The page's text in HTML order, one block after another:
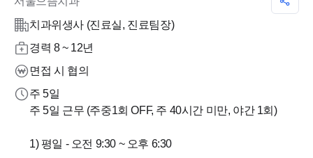
치과위생사 (진료실, 진료팀장)
경력 8 ~ 12년
면접 시 협의
주 5일
주 5일 근무 (주중1회 OFF, 주 40시간 미만, 야간 1회)
1) 평일 - 오전 9:30 ~ 오후 6:30